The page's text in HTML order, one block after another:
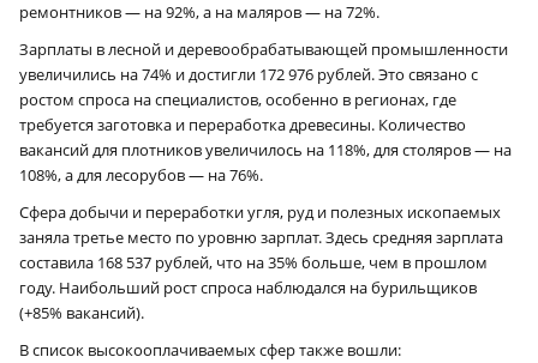
ремонтников — на 92%, а на маляров — на 72%.
Зарплаты в лесной и деревообрабатывающей промышленности
увеличились на 74% и достигли 172 976 рублей. Это связано с
ростом спроса на специалистов, особенно в регионах, где
требуется заготовка и переработка древесины. Количество
вакансий для плотников увеличилось на 118%, для столяров — на
108%, а для лесорубов — на 76%.
Сфера добычи и переработки угля, руд и полезных ископаемых
заняла третье место по уровню зарплат. Здесь средняя зарплата
составила 168 537 рублей, что на 35% больше, чем в прошлом
году. Наибольший рост спроса наблюдался на бурильщиков
(+85% вакансий).
В список высокооплачиваемых сфер также вошли: